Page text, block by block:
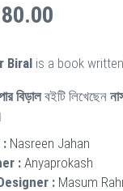
Biral is a book
বিড়ালবইটি লিখেছেন
: Nasreen Jahan
: Anyaprokash
: Masum